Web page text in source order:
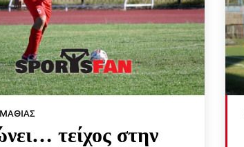
τείχος στην